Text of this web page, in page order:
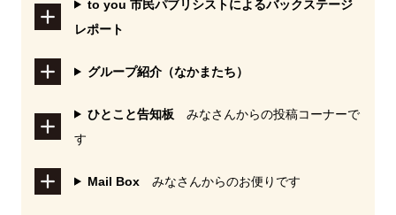
to you 市民パブリシストによるバックステージ
レポート
グループ紹介（なかまたち）
ひとこと告知板 みなさんからの投稿コーナーで
す
Mail Box みなさんからのお便りです